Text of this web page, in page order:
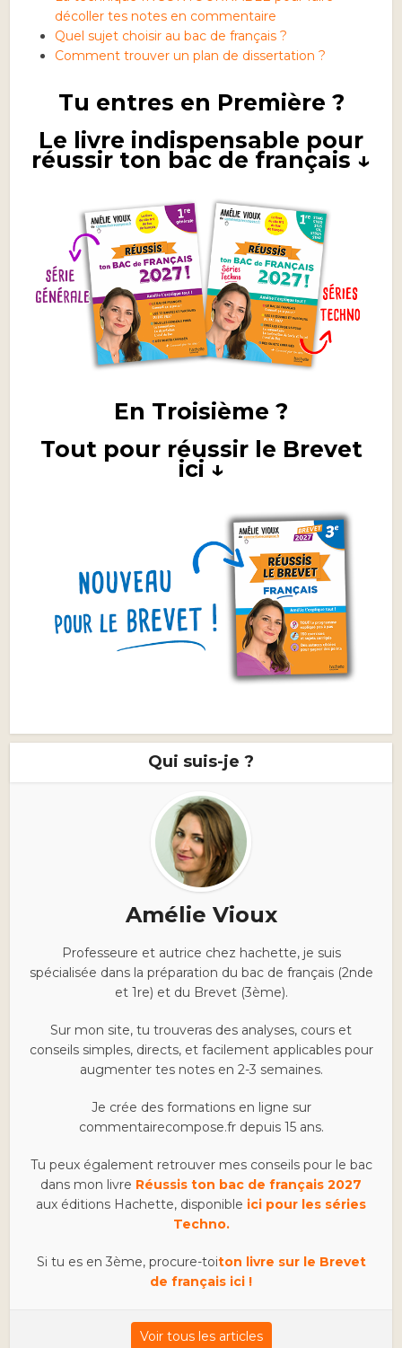
décoller tes notes en commentaire
Quel sujet choisir au bac de français ?
Comment trouver un plan de dissertation ?
Tu entres en Première ?
Le livre indispensable pour
réussir ton bac de français ↓
En Troisième ?
Tout pour réussir le Brevet
ici ↓
Qui suis-je ?
Amélie Vioux
Professeure et autrice chez hachette, je suis
spécialisée dans la préparation du bac de français (2nde
et 1re) et du Brevet (3ème).
Sur mon site, tu trouveras des analyses, cours et
conseils simples, directs, et facilement applicables pour
augmenter tes notes en 2-3 semaines.
Je crée des formations en ligne sur
commentairecompose.fr depuis 15 ans.
Tu peux également retrouver mes conseils pour le bac
dans mon livre Réussis ton bac de français 2027
aux éditions Hachette, disponible ici pour les séries
Techno.
Si tu es en 3ème, procure-toiton livre sur le Brevet
de français ici !
Voir tous les articles